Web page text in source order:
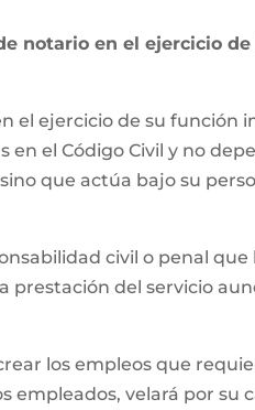
notario en el ejercicio
el ejercicio de su función
el Código Civil y no
que actúa bajo su
civil o penal que
del servicio
los empleos que
empleados, velará por su